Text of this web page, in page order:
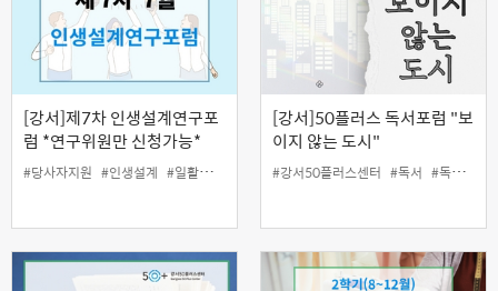
[강서]제7차 인생설계연구포
럼 *연구위원만 신청가능*
#당사자지원 #인생설계 #일활동지원
[강서]50플러스 독서포럼 "보
이지 않는 도시"
#강서50플러스센터 #독서 #독서포럼